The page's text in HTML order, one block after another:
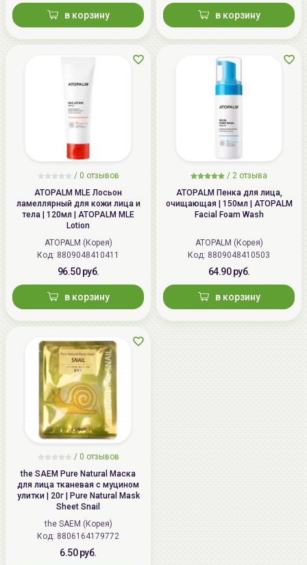
в корзину в корзину
/ 0 отзывов
ATOPALM MLE Лосьон
ламеллярный для кожи лица и
тела | 120мл | ATOPALM MLE
Lotion
ATOPALM (Корея)
Код: 8809048410411
96.50 руб.
в корзину
/ 2 отзыва
ATOPALM Пенка для лица,
очищающая | 150мл | ATOPALM
Facial Foam Wash
ATOPALM (Корея)
Код: 8809048410503
64.90 руб.
в корзину
/ 0 отзывов
the SAEM Pure Natural Маска
для лица тканевая с муцином
улитки | 20г | Pure Natural Mask
Sheet Snail
the SAEM (Корея)
Код: 8806164179772
6.50 руб.